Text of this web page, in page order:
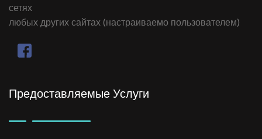
сетях
любых других сайтах (настраиваемо пользователем)
Предоставляемые Услуги